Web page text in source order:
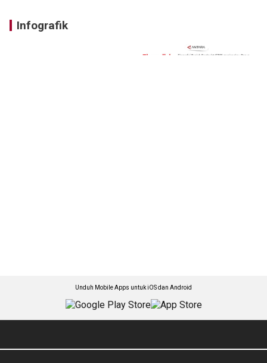
Infografik
Unduh Mobile Apps untuk iOS dan Android